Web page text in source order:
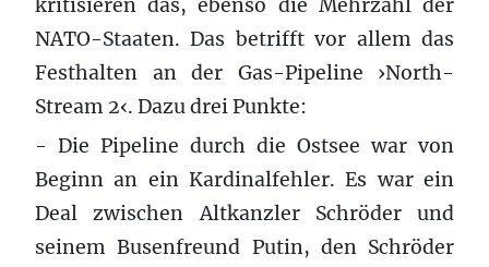
kritisieren das, ebenso die Mehrzahl der
NATO-Staaten. Das betrifft vor allem das
Festhalten an der Gas-Pipeline ›North-
Stream 2‹. Dazu drei Punkte:
- Die Pipeline durch die Ostsee war von
Beginn an ein Kardinalfehler. Es war ein
Deal zwischen Altkanzler Schröder und
seinem Busenfreund Putin, den Schröder